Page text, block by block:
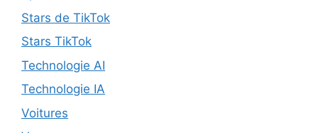
Stars de TikTok
Stars TikTok
Technologie AI
Technologie IA
Voitures